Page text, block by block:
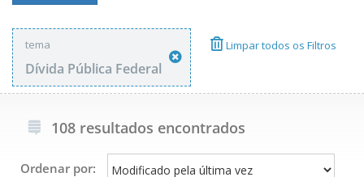
tema
Dívida Pública Federal
Limpar todos os Filtros
108 resultados encontrados
Ordenar por: